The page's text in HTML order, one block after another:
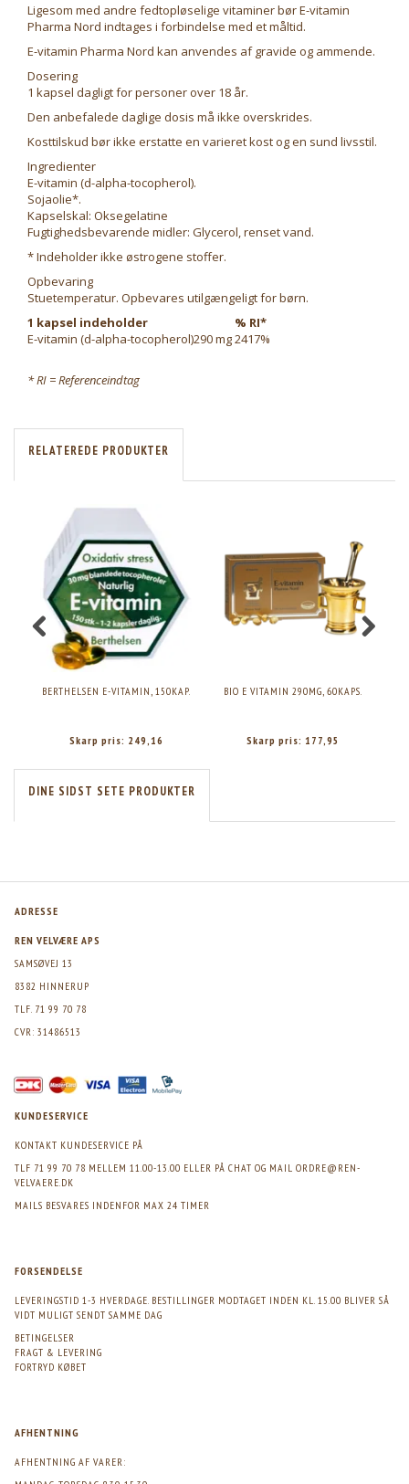
Ligesom med andre fedtopløselige vitaminer bør E-vitamin
Pharma Nord indtages i forbindelse med et måltid.
E-vitamin Pharma Nord kan anvendes af gravide og ammende.
Dosering
1 kapsel dagligt for personer over 18 år.
Den anbefalede daglige dosis må ikke overskrides.
Kosttilskud bør ikke erstatte en varieret kost og en sund livsstil.
Ingredienter
E-vitamin (d-alpha-tocopherol).
Sojaolie*.
Kapselskal: Oksegelatine
Fugtighedsbevarende midler: Glycerol, renset vand.
* Indeholder ikke østrogene stoffer.
Opbevaring
Stuetemperatur. Opbevares utilgængeligt for børn.
1 kapsel indeholder
% RI*
E-vitamin (d-alpha-tocopherol)290 mg2417%
* RI = Referenceindtag
RELATEREDE PRODUKTER
BERTHELSEN E-VITAMIN, 150KAP.
Skarp pris: 249,16
BIO E VITAMIN 290MG, 60KAPS.
Skarp pris: 177,95
DINE SIDST SETE PRODUKTER
ADRESSE
REN VELVÆRE APS
SAMSØVEJ 13
8382 HINNERUP
TLF. 71 99 70 78
CVR: 31486513
KUNDESERVICE
KONTAKT KUNDESERVICE PÅ
TLF 71 99 70 78 MELLEM 11.00-13.00 ELLER PÅ CHAT OG MAIL ORDRE@REN-
VELVAERE.DK
MAILS BESVARES INDENFOR MAX 24 TIMER
FORSENDELSE
LEVERINGSTID 1-3 HVERDAGE. BESTILLINGER MODTAGET INDEN KL. 15.00 BLIVER SÅ
VIDT MULIGT SENDT SAMME DAG
BETINGELSER
FRAGT & LEVERING
FORTRYD KØBET
AFHENTNING
AFHENTNING AF VARER: